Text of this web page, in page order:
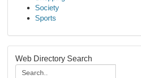
Society
Sports
Web Directory Search